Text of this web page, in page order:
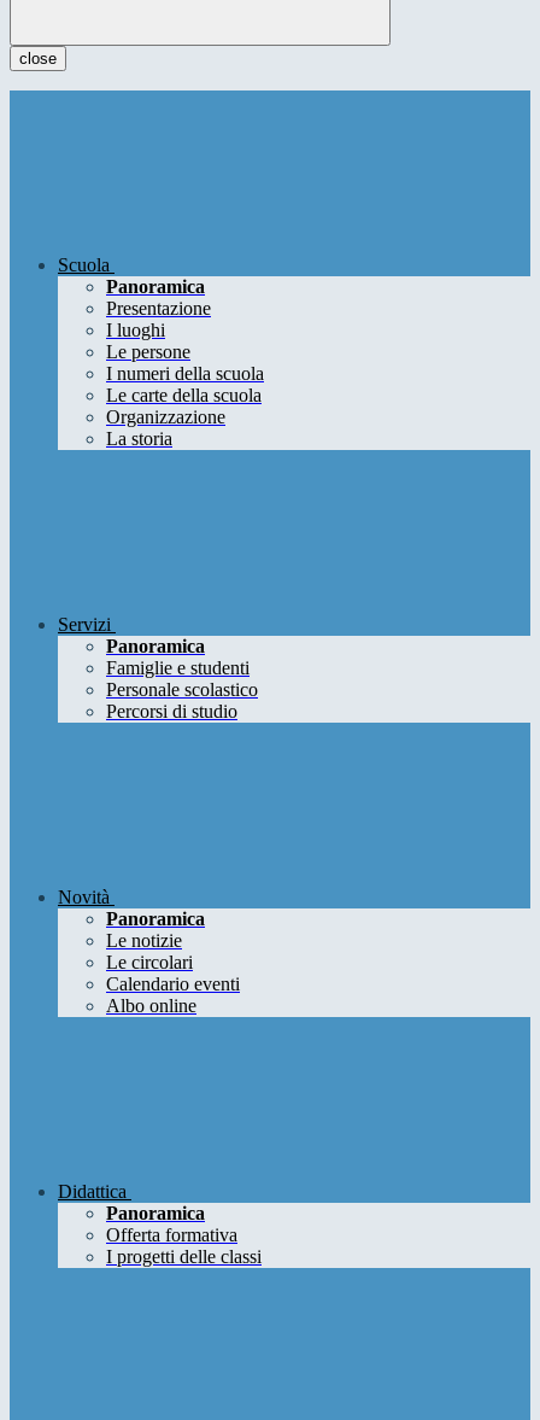
close
Scuola
Panoramica
Presentazione
I luoghi
Le persone
I numeri della scuola
Le carte della scuola
Organizzazione
La storia
Servizi
Panoramica
Famiglie e studenti
Personale scolastico
Percorsi di studio
Novità
Panoramica
Le notizie
Le circolari
Calendario eventi
Albo online
Didattica
Panoramica
Offerta formativa
I progetti delle classi